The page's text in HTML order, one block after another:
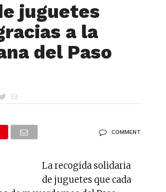
juguetes
a la
del Paso
COMMENT
La recogida solidaria
de juguetes que cada